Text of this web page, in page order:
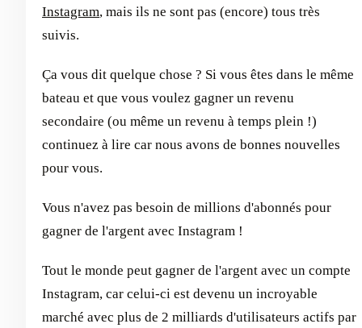
Instagram, mais ils ne sont pas (encore) tous très
suivis.
Ça vous dit quelque chose ? Si vous êtes dans le même
bateau et que vous voulez gagner un revenu
secondaire (ou même un revenu à temps plein !)
continuez à lire car nous avons de bonnes nouvelles
pour vous.
Vous n'avez pas besoin de millions d'abonnés pour
gagner de l'argent avec Instagram !
Tout le monde peut gagner de l'argent avec un compte
Instagram, car celui-ci est devenu un incroyable
marché avec plus de 2 milliards d'utilisateurs actifs par